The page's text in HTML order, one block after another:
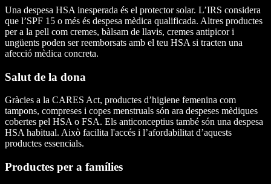
Una despesa HSA inesperada és el protector solar. L’IRS considera
que l’SPF 15 o més és despesa mèdica qualificada. Altres productes
per a la pell com cremes, bàlsam de llavis, cremes antipicor i
ungüents poden ser reemborsats amb el teu HSA si tracten una
afecció mèdica concreta.
Salut de la dona
Gràcies a la CARES Act, productes d’higiene femenina com
tampons, compreses i copes menstruals són ara despeses mèdiques
cobertes pel HSA o FSA. Els anticonceptius també són una despesa
HSA habitual. Això facilita l'accés i l’afordabilitat d’aquests
productes essencials.
Productes per a famílies